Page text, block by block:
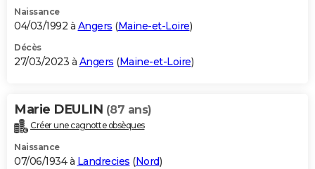
Naissance
04/03/1992 à Angers (Maine-et-Loire)
Décès
27/03/2023 à Angers (Maine-et-Loire)
Marie DEULIN (87 ans)
Créer une cagnotte obsèques
Naissance
07/06/1934 à Landrecies (Nord)